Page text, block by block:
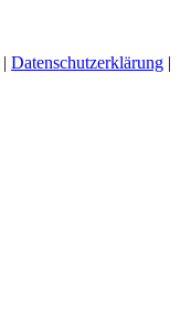
| Datenschutzerklärung |